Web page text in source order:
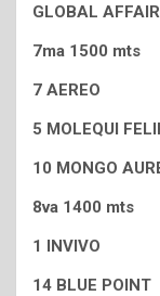
GLOBAL
7ma 1500 mts
7 AEREO
5 MOLEQUI
10 MONGO
8va 1400 mts
1 INVIVO
14 BLUE POINT